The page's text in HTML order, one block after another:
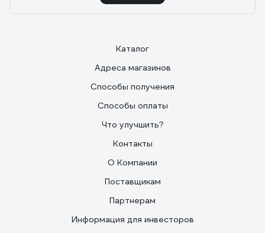
Каталог
Адреса магазинов
Способы получения
Способы оплаты
Что улучшить?
Контакты
О Компании
Поставщикам
Партнерам
Информация для инвесторов